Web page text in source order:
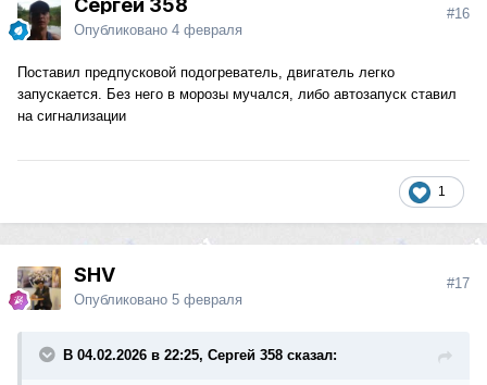
Сергей 358
Опубликовано 4 февраля
#16
Поставил предпусковой подогреватель, двигатель легко
запускается. Без него в морозы мучался, либо автозапуск ставил
на сигнализации
1
SHV
Опубликовано 5 февраля
#17
В 04.02.2026 в 22:25, Сергей 358 сказал: